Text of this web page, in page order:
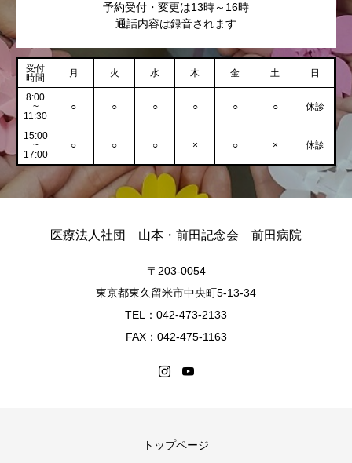
予約受付・変更は13時～16時
通話内容は録音されます
受付
時間
月 火 水 木 金 土 日
8:00
~
11:30
○ ○ ○ ○ ○ ○ 休診
15:00
~
17:00
○ ○ ○ × ○ × 休診
医療法人社団 山本・前田記念会 前田病院
〒203-0054
東京都東久留米市中央町5-13-34
TEL：042-473-2133
FAX：042-475-1163
トップページ